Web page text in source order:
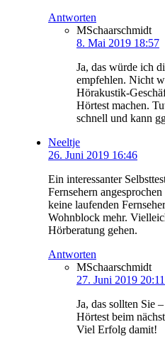
Antworten
MSchaarschmidt
8. Mai 2019 18:57
Ja, das würde ich
empfehlen. Nicht
Hörakustik-
Hörtest machen.
schnell und kann
Neeltje
26. Juni 2019 16:46
Ein interessanter
Fernsehern
keine laufenden
Wohnblock mehr.
Hörberatung gehen.
Antworten
MSchaarschmidt
27. Juni 2019 20:11
Ja, das sollten Sie
Hörtest beim
Viel Erfolg damit!